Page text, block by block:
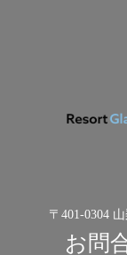
〒401-0304
お問